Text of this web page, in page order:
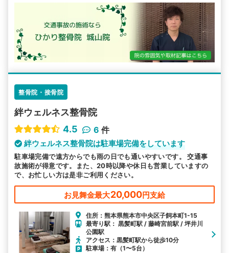
整骨院・接骨院
絆ウェルネス整骨院
4.5
6 件
絆ウェルネス整骨院は駐車場完備をしています
駐車場完備で遠方からでも雨の日でも通いやすいです。 交通事
故施術が得意です。また、20時以降や休日も営業していますの
で、お忙しい方は是非ご利用ください。
お見舞金最大20,000円支給
住所：熊本県熊本市中央区子飼本町1-15
最寄り駅： 黒髪町駅 / 藤崎宮前駅 / 坪井川
公園駅
アクセス：黒髪町駅から徒歩10分
駐車場：有（1〜5台）